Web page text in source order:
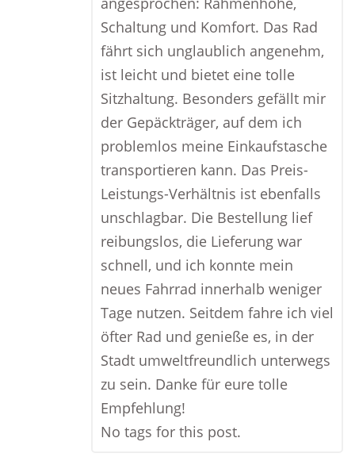
Schaltung und Komfort. Das Rad
fährt sich unglaublich angenehm,
ist leicht und bietet eine tolle
Sitzhaltung. Besonders gefällt mir
der Gepäckträger, auf dem ich
problemlos meine Einkaufstasche
transportieren kann. Das Preis-
Leistungs-Verhältnis ist ebenfalls
unschlagbar. Die Bestellung lief
reibungslos, die Lieferung war
schnell, und ich konnte mein
neues Fahrrad innerhalb weniger
Tage nutzen. Seitdem fahre ich viel
öfter Rad und genieße es, in der
Stadt umweltfreundlich unterwegs
zu sein. Danke für eure tolle
Empfehlung!
No tags for this post.